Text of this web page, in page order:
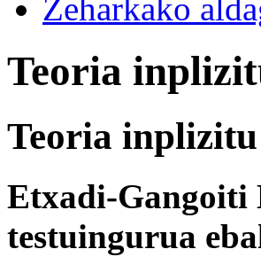
Zeharkako
Teoria
Teoria
Etxadi-Gangoiti
testuingurua